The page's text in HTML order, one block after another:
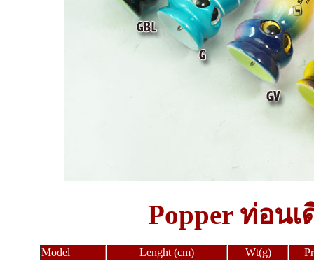
Popper ท่อนเ
Model Lenght (cm) Wt(g)